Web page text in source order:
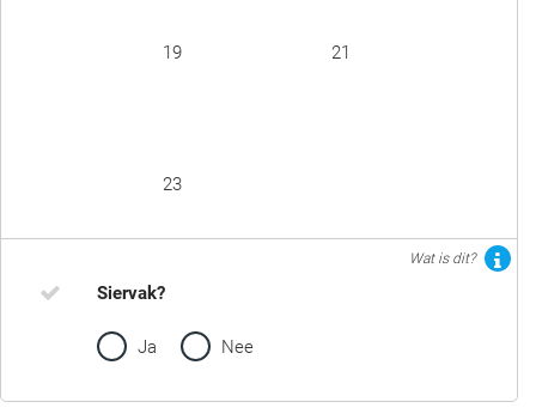
19 21
23
Wat is dit?
Siervak?
Ja Nee